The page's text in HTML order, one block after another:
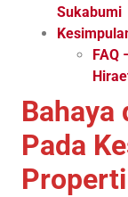
Sukabumi
FAQ
Bahaya
Pada
Properti